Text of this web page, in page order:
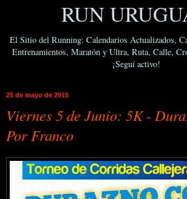
RUN
El Sitio del Running: Calendarios Actualizados,
Entrenamientos, Maratón y Ultra, Ruta, Calle,
¡Seguí activo!
25 de mayo de 2015
Viernes 5 de Junio: 5K -
Por Franco